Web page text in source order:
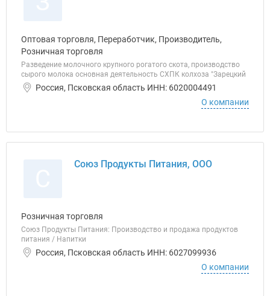
Оптовая торговля, Переработчик, Производитель,
Розничная торговля
Разведение молочного крупного рогатого скота, производство
сырого молока основная деятельность СХПК колхоза "Зарецкий
Россия, Псковская область ИНН: 6020004491
О компании
Союз Продукты Питания, ООО
Розничная торговля
Союз Продукты Питания: Производство и продажа продуктов
питания / Напитки
Россия, Псковская область ИНН: 6027099936
О компании